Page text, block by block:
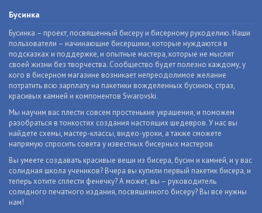
Бусинка
Бусинка – проект, посвященный бисеру и бисерному рукоделию. Наши
пользователи – начинающие бисерщики, которые нуждаются в
подсказках и поддержке, и опытные мастера, которые не мыслят
своей жизни без творчества. Сообщество будет полезно каждому, у
кого в бисерном магазине возникает непреодолимое желание
потратить всю зарплату на пакетики вожделенных бусинок, страз,
красивых камней и компонентов Swarovski.
Мы научим вас плести совсем простенькие украшения, и поможем
разобраться в тонкостях создания настоящих шедевров. У нас вы
найдете схемы, мастер-классы, видео-уроки, а также сможете
напрямую спросить совета у известных бисерных мастеров.
Вы умеете создавать красивые вещи из бисера, бусин и камней, и у вас
солидная школа учеников? Вчера вы купили первый пакетик бисера, и
теперь хотите сплести фенечку? А может, вы – руководитель
солидного печатного издания, посвященного бисеру? Вы все нужны
нам!